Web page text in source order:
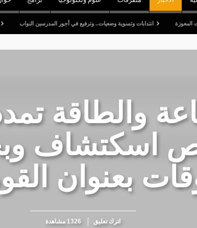
انتدابات وتسوية وضعيات.. وترفيع في أجور المدرسين النواب القيروان:
والطاقة
اسكتشاف
بعنوان
اترك تعليق 1326 مشاهدة